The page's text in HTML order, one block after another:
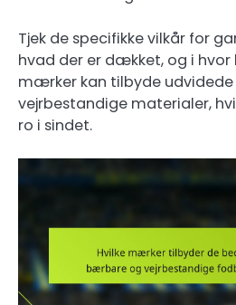
Tjek de specifikke vilkår for
hvad der er dækket, og i hvor
mærker kan tilbyde
vejrbestandige materialer,
ro i sindet.